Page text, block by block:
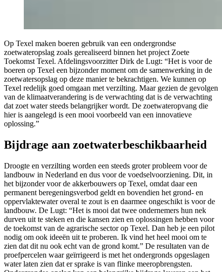
Op Texel maken boeren gebruik van een ondergrondse
zoetwateropslag zoals gerealiseerd binnen het project Zoete
Toekomst Texel. Afdelingsvoorzitter Dirk de Lugt: “Het is voor de
boeren op Texel een bijzonder moment om de samenwerking in de
zoetwatersopslag op deze manier te bekrachtigen. We kunnen op
Texel redelijk goed omgaan met verzilting. Maar gezien de gevolgen
van de klimaatverandering is de verwachting dat is de verwachting
dat zoet water steeds belangrijker wordt. De zoetwateropvang die
hier is aangelegd is een mooi voorbeeld van een innovatieve
oplossing.”
Bijdrage aan zoetwaterbeschikbaarheid
Droogte en verzilting worden een steeds groter probleem voor de
landbouw in Nederland en dus voor de voedselvoorziening. Dit, in
het bijzonder voor de akkerbouwers op Texel, omdat daar een
permanent beregeningsverbod geldt en bovendien het grond- en
oppervlaktewater overal te zout is en daarmee ongeschikt is voor de
landbouw. De Lugt: “Het is mooi dat twee ondernemers hun nek
durven uit te steken en die kansen zien en oplossingen hebben voor
de toekomst van de agrarische sector op Texel. Dan heb je een pilot
nodig om ook ideeën uit te proberen. Ik vind het heel mooi om te
zien dat dit nu ook echt van de grond komt.” De resultaten van de
proefpercelen waar geïrrigeerd is met het ondergronds opgeslagen
water laten zien dat er sprake is van flinke meeropbrengsten.